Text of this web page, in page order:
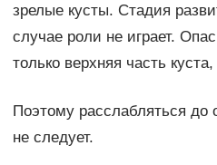
зрелые кусты. Стадия
случае роли не играет.
только верхняя часть
Поэтому расслабляться до
не следует.